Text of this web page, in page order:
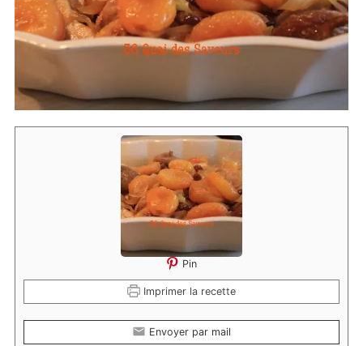
Pin
Imprimer la recette
Envoyer par mail